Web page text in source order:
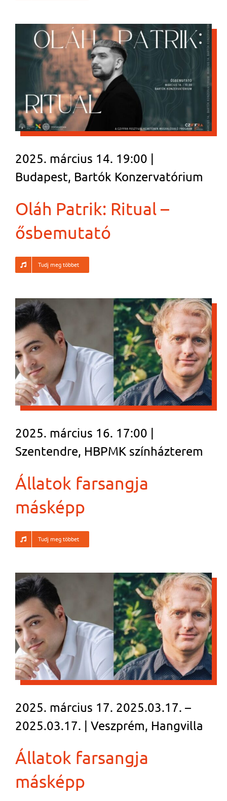
2025. március 14. 19:00 |
Budapest, Bartók Konzervatórium
Oláh Patrik: Ritual –
ősbemutató
Tudj meg többet
2025. március 16. 17:00 |
Szentendre, HBPMK színházterem
Állatok farsangja
másképp
Tudj meg többet
2025. március 17. 2025.03.17. –
2025.03.17. | Veszprém, Hangvilla
Állatok farsangja
másképp